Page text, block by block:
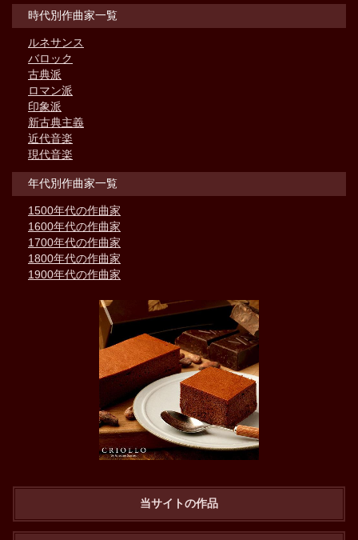
時代別作曲家一覧
ルネサンス
バロック
古典派
ロマン派
印象派
新古典主義
近代音楽
現代音楽
年代別作曲家一覧
1500年代の作曲家
1600年代の作曲家
1700年代の作曲家
1800年代の作曲家
1900年代の作曲家
当サイトの作品